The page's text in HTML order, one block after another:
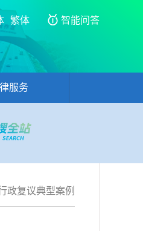
繁体 智能问答
服务
政复议典型案例